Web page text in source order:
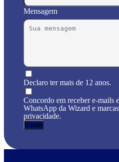
Mensagem
Declaro ter mais de 12 anos.
Concordo em receber e-mails
WhatsApp da Wizard e
privacidade.